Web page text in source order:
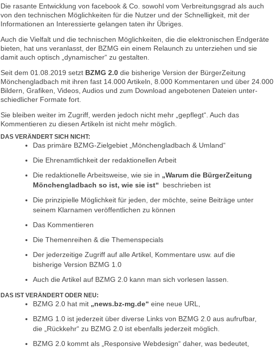
Die rasante Entwicklung von facebook & Co. sowohl vom Verbreitungsgrad als auch
von den technischen Möglichkeiten für die Nutzer und der Schnelligkeit, mit der
Informationen an Interessierte ge­langen taten ihr Übriges.
Auch die Vielfalt und die technischen Möglichkeiten, die die elektronischen Endgeräte
bieten, hat uns veranlasst, der BZMG ein einem Relaunch zu unter­ziehen und sie
damit auch optisch „dynamischer“ zu gestalten.
Seit dem 01.08.2019 setzt BZMG 2.0 die bisherige Version der BürgerZeitung
Mönchengladbach mit ihren fast 14.000 Artikeln, 8.000 Kommentaren und über 24.000
Bildern, Grafiken, Videos, Audios und zum Download angebotenen Dateien unter­
schiedlicher Formate fort.
Sie bleiben weiter im Zugriff, werden jedoch nicht mehr „gepflegt“. Auch das
Kommentieren zu diesen Artikeln ist nicht mehr möglich.
DAS VERÄNDERT SICH NICHT:
Das primäre BZMG-Zielgebiet „Mönchengladbach & Umland“
Die Ehrenamtlichkeit der redaktionellen Arbeit
Die redaktionelle Arbeitsweise, wie sie in „Warum die BürgerZeitung
Mönchengladbach so ist, wie sie ist“
beschrieben ist
Die prinzipielle Möglichkeit für jeden, der möchte, seine Beiträge unter
seinem Klarnamen veröffent­lichen zu können
Das Kommentieren
Die Themenreihen & die Themenspecials
Der jederzeitige Zugriff auf alle Artikel, Kommentare usw. auf die
bisherige Version BZMG 1.0
Auch die Artikel auf BZMG 2.0 kann man sich vorlesen lassen.
DAS IST VERÄNDERT ODER NEU:
BZMG 2.0 hat mit „news.bz-mg.de“ eine neue URL,
BZMG 1.0 ist jederzeit über diverse Links von BZMG 2.0 aus aufrufbar,
die „Rückkehr“ zu BZMG 2.0 ist ebenfalls jederzeit möglich.
BZMG 2.0 kommt als „Responsive Webdesign“ daher, was bedeutet,